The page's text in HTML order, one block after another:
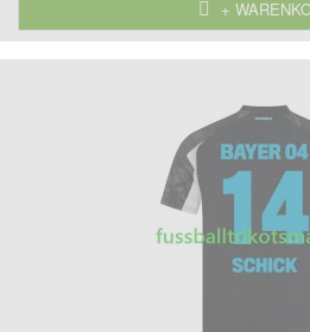
+